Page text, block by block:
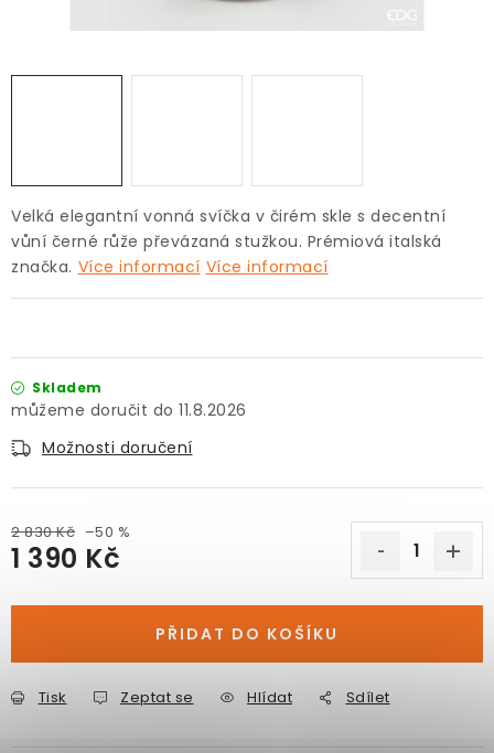
Velká elegantní vonná svíčka v čirém skle s decentní
vůní černé růže převázaná stužkou. Prémiová italská
značka. Více informací Více informací
Skladem
11.8.2026
Možnosti doručení
2 830 Kč –50 %
1 390 Kč
PŘIDAT DO KOŠÍKU
Tisk Zeptat se Hlídat Sdílet